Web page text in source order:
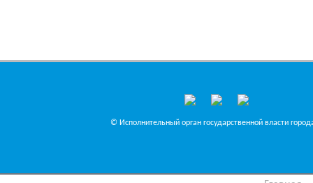
© Исполнительный орган государственной власти